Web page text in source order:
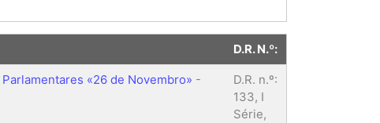
D.R. N.º:
«26 de Novembro» -
D.R. n.º:
133, I
Série,